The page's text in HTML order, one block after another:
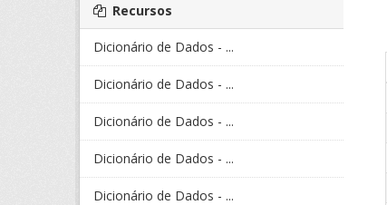
Recursos
Dicionário de Dados - ...
Dicionário de Dados - ...
Dicionário de Dados - ...
Dicionário de Dados - ...
Dicionário de Dados - ...